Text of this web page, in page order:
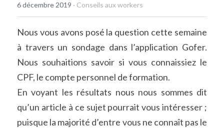
6 décembre 2019 · Conseils aux workers
Nous vous avons posé la question cette semaine
à travers un sondage dans l’application Gofer.
Nous souhaitions savoir si vous connaissiez le
CPF, le compte personnel de formation.
En voyant les résultats nous nous sommes dit
qu’un article à ce sujet pourrait vous intéresser ;
puisque la majorité d’entre vous ne connaît pas le